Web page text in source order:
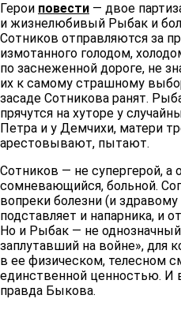
Герои повести — двое
и жизнелюбивый Рыбак и
Сотников отправляются за
измотанного голодом,
по заснеженной дороге, не
их к самому страшному
засаде Сотникова ранят.
прячутся на хуторе у
Петра и у Демчихи, матери
арестовывают, пытают.
Сотников — не супергерой,
сомневающийся, больной.
вопреки болезни (и
подставляет и напарника, и
Но и Рыбак — не
заплутавший на войне», для
в ее физическом, телесном
единственной ценностью. И
правда Быкова.